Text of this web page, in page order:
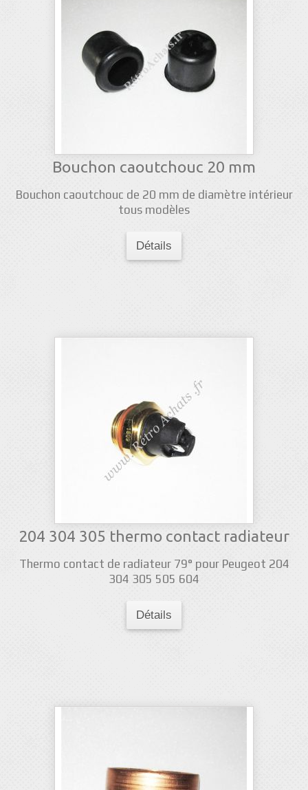
Bouchon caoutchouc 20 mm
Bouchon caoutchouc de 20 mm de diamètre intérieur
tous modèles
Détails
204 304 305 thermo contact radiateur
Thermo contact de radiateur 79° pour Peugeot 204
304 305 505 604
Détails